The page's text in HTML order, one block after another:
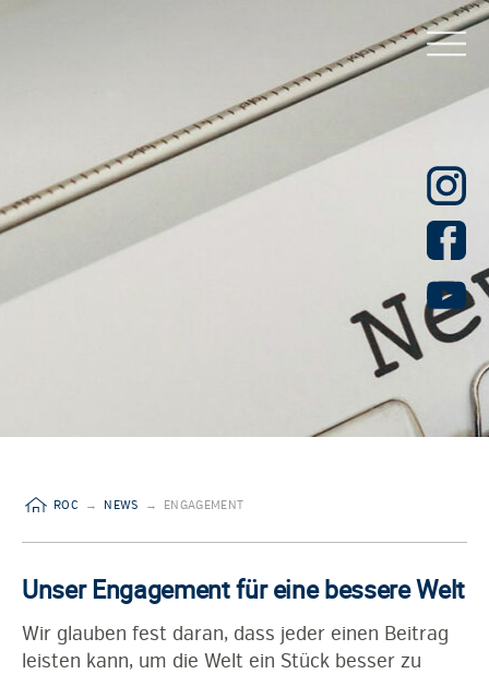
ROC → NEWS → ENGAGEMENT
Unser Engagement für eine bessere Welt
Wir glauben fest daran, dass jeder einen Beitrag
leisten kann, um die Welt ein Stück besser zu